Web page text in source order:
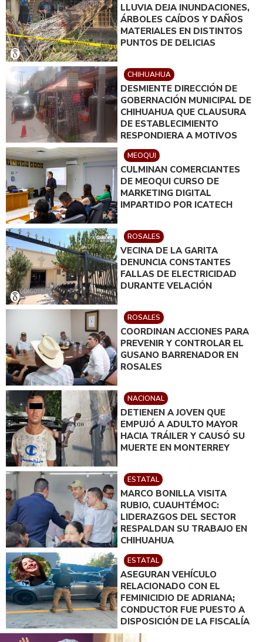
LLUVIA DEJA INUNDACIONES,
ÁRBOLES CAÍDOS Y DAÑOS
MATERIALES EN DISTINTOS
PUNTOS DE DELICIAS
CHIHUAHUA
DESMIENTE DIRECCIÓN DE
GOBERNACIÓN MUNICIPAL DE
CHIHUAHUA QUE CLAUSURA
DE ESTABLECIMIENTO
RESPONDIERA A MOTIVOS
POLÍTICOS
MEOQUI
CULMINAN COMERCIANTES
DE MEOQUI CURSO DE
MARKETING DIGITAL
IMPARTIDO POR ICATECH
ROSALES
VECINA DE LA GARITA
DENUNCIA CONSTANTES
FALLAS DE ELECTRICIDAD
DURANTE VELACIÓN
ROSALES
COORDINAN ACCIONES PARA
PREVENIR Y CONTROLAR EL
GUSANO BARRENADOR EN
ROSALES
NACIONAL
DETIENEN A JOVEN QUE
EMPUJÓ A ADULTO MAYOR
HACIA TRÁILER Y CAUSÓ SU
MUERTE EN MONTERREY
ESTATAL
MARCO BONILLA VISITA
RUBIO, CUAUHTÉMOC:
LIDERAZGOS DEL SECTOR
RESPALDAN SU TRABAJO EN
CHIHUAHUA
ESTATAL
ASEGURAN VEHÍCULO
RELACIONADO CON EL
FEMINICIDIO DE ADRIANA;
CONDUCTOR FUE PUESTO A
DISPOSICIÓN DE LA FISCALÍA